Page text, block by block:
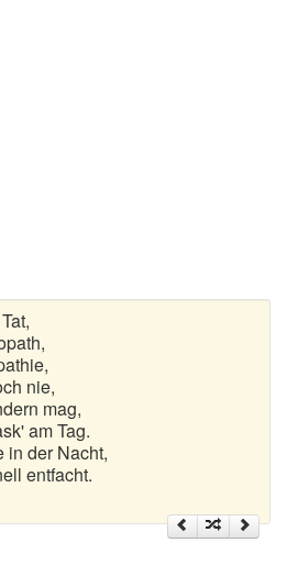
nie,
mag,
am Tag.
in der Nacht,
entfacht.